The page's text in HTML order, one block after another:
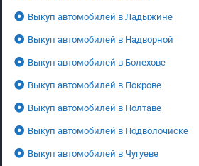
Выкуп автомобилей в Ладыжине
Выкуп автомобилей в Надворной
Выкуп автомобилей в Болехове
Выкуп автомобилей в Покрове
Выкуп автомобилей в Полтаве
Выкуп автомобилей в Подволочиске
Выкуп автомобилей в Чугуеве